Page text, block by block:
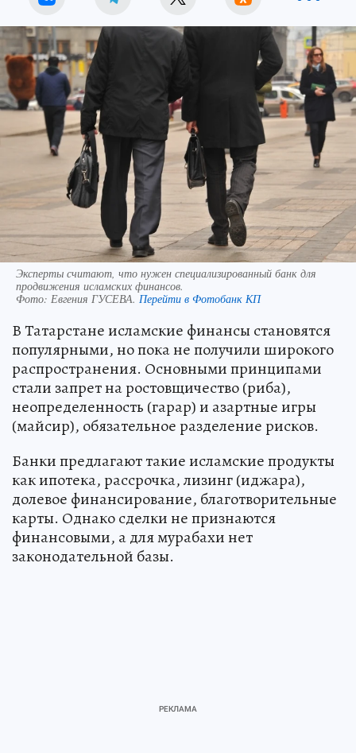
Эксперты считают, что нужен специализированный банк для
продвижения исламских финансов.
Фото: Евгения ГУСЕВА. Перейти в Фотобанк КП
В Татарстане исламские финансы становятся
популярными, но пока не получили широкого
распространения. Основными принципами
стали запрет на ростовщичество (риба),
неопределенность (гарар) и азартные игры
(майсир), обязательное разделение рисков.
Банки предлагают такие исламские продукты
как ипотека, рассрочка, лизинг (иджара),
долевое финансирование, благотворительные
карты. Однако сделки не признаются
финансовыми, а для мурабахи нет
законодательной базы.